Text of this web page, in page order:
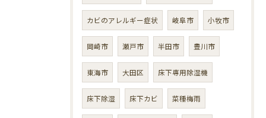
カビのアレルギー症状 岐阜市 小牧市
岡崎市 瀬戸市 半田市 豊川市
東海市 大田区 床下専用除湿機
床下除湿 床下カビ 菜種梅雨